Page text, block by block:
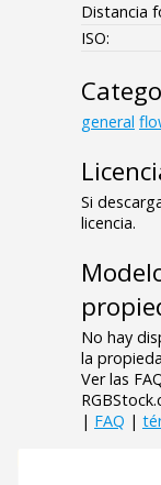
Distancia
ISO:
general
Si
licencia.
No hay
la
Ver las
| FAQ |